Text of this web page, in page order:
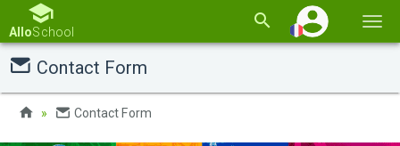
la
AlloSchool
Contact Form
Contact Form